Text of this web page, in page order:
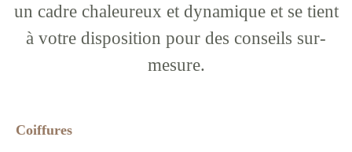
un cadre chaleureux et dynamique et se tient
à votre disposition pour des conseils sur-
mesure.
Coiffures